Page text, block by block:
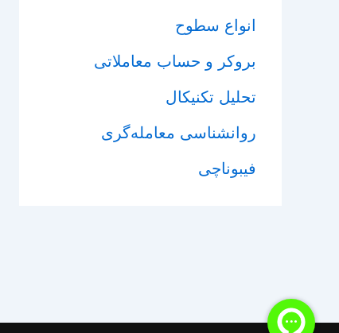
انواع سطوح
بروکر و حساب معاملاتی
تحلیل تکنیکال
روانشناسی معامله‌گری
فیبوناچی